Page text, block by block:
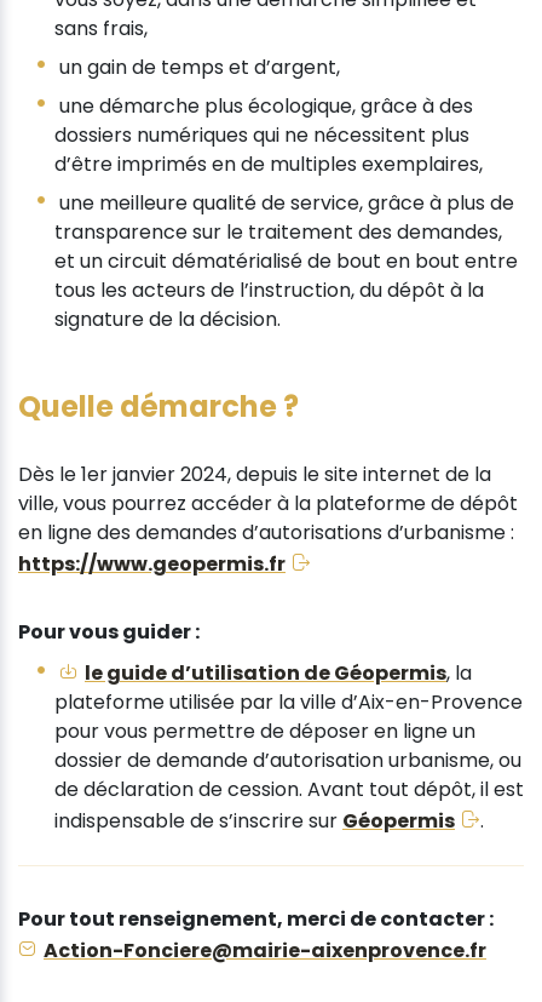
sans frais,
un gain de temps et d’argent,
une démarche plus écologique, grâce à des
dossiers numériques qui ne nécessitent plus
d’être imprimés en de multiples exemplaires,
une meilleure qualité de service, grâce à plus de
transparence sur le traitement des demandes,
et un circuit dématérialisé de bout en bout entre
tous les acteurs de l’instruction, du dépôt à la
signature de la décision.
Quelle démarche ?
Dès le 1er janvier 2024, depuis le site internet de la
ville, vous pourrez accéder à la plateforme de dépôt
en ligne des demandes d’autorisations d’urbanisme :
https://www.geopermis.fr
Pour vous guider :
le guide d’utilisation de Géopermis, la
plateforme utilisée par la ville d’Aix-en-Provence
pour vous permettre de déposer en ligne un
dossier de demande d’autorisation urbanisme, ou
de déclaration de cession. Avant tout dépôt, il est
indispensable de s’inscrire sur Géopermis .
Pour tout renseignement, merci de contacter :
Action-Fonciere@mairie-aixenprovence.fr